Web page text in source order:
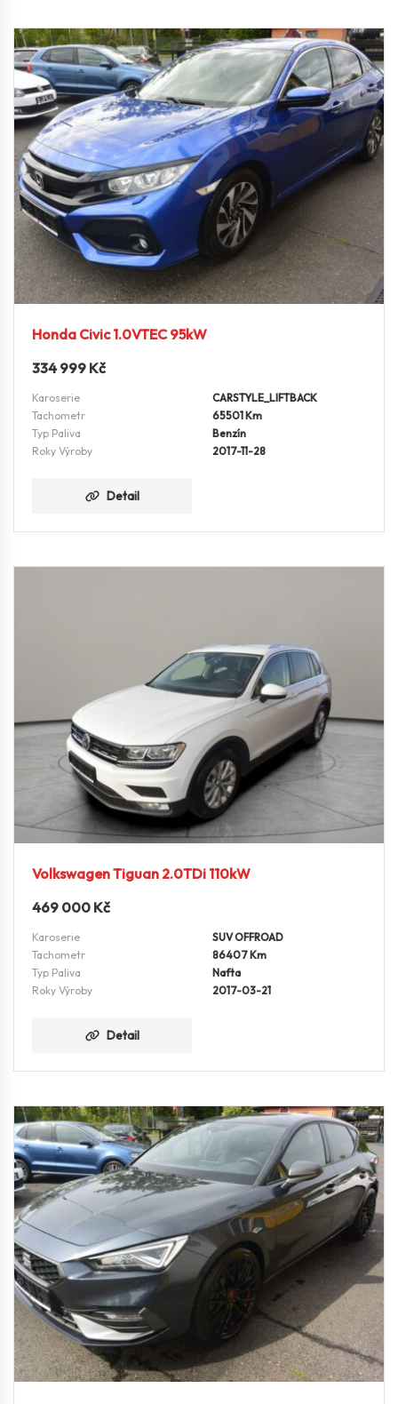
Honda Civic 1.0VTEC 95kW
334 999 Kč
Karoserie
CARSTYLE_LIFTBACK
Tachometr
65501 Km
Typ Paliva
Benzín
Roky Výroby
2017-11-28
Detail
Volkswagen Tiguan 2.0TDi 110kW
469 000 Kč
Karoserie
SUV OFFROAD
Tachometr
86407 Km
Typ Paliva
Nafta
Roky Výroby
2017-03-21
Detail